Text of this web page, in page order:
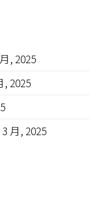
, 2025
, 2025
3 月, 2025